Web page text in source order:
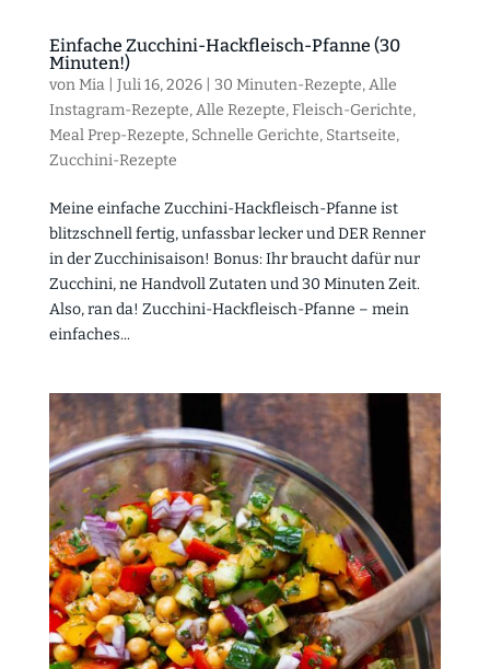
Einfache Zucchini-Hackfleisch-Pfanne (30
Minuten!)
vonMia| Juli 16, 2026| 30 Minuten-Rezepte,Alle
Instagram-Rezepte,Alle Rezepte,Fleisch-Gerichte,
Meal Prep-Rezepte, Schnelle Gerichte, Startseite,
Zucchini-Rezepte
Meine einfache Zucchini-Hackfleisch-Pfanne ist
blitzschnell fertig, unfassbar lecker und DER Renner
in der Zucchinisaison! Bonus: Ihr braucht dafür nur
Zucchini, ne Handvoll Zutaten und 30 Minuten Zeit.
Also, ran da! Zucchini-Hackfleisch-Pfanne – mein
einfaches...